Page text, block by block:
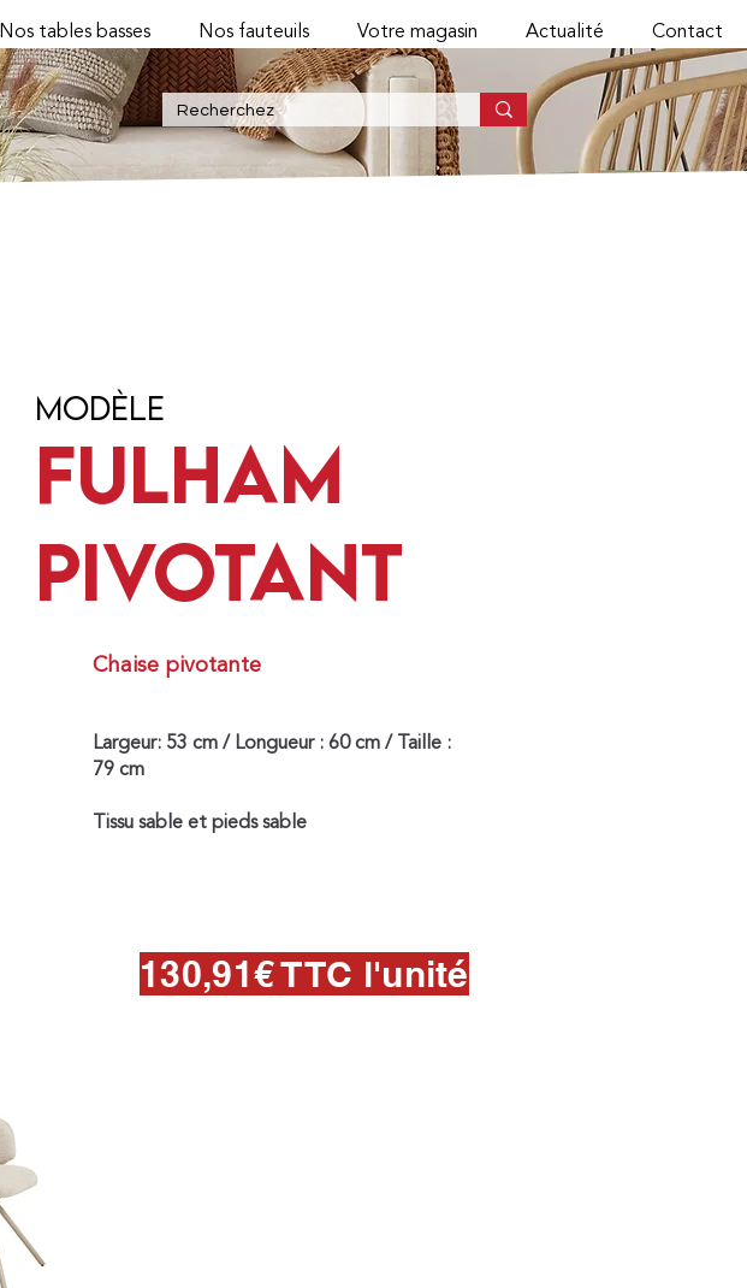
Nos tables basses Nos fauteuils Votre magasin Actualité Contact
Modèle
FULHAM
PIVOTANT
Chaise pivotante
Largeur: 53 cm / Longueur : 60 cm / Taille :
79 cm
Tissu sable et pieds sable
130,91€ TTC l'unité